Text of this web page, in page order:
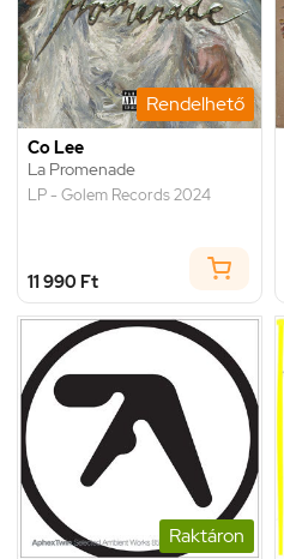
Rendelhető
Co Lee
La Promenade
LP - Golem Records 2024
11 990 Ft
Raktáron